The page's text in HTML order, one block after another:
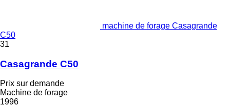
machine de forage Casagrande
C50
31
Casagrande C50
Prix sur demande
Machine de forage
1996